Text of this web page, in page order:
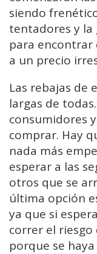
siendo
tentadores y la
para encontrar
a un precio
Las rebajas de
largas de
consumidores
comprar. Hay
nada más
esperar a las
otros que se
última opción
ya que si
correr el
porque se